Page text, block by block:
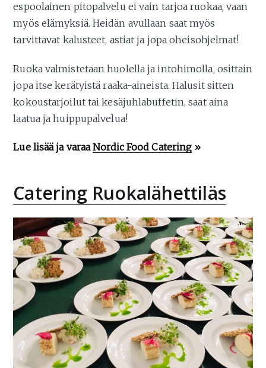
espoolainen pitopalvelu ei vain tarjoa ruokaa, vaan
myös elämyksiä. Heidän avullaan saat myös
tarvittavat kalusteet, astiat ja jopa oheisohjelmat!
Ruoka valmistetaan huolella ja intohimolla, osittain
jopa itse kerätyistä raaka-aineista. Halusit sitten
kokoustarjoilut tai kesäjuhlabuffetin, saat aina
laatua ja huippupalvelua!
Lue lisää ja varaaNordic Food Catering »
Catering Ruokalähettiläs